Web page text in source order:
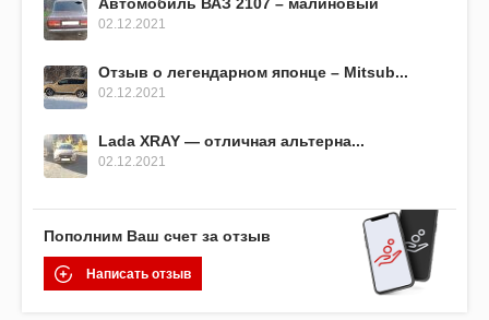
02.12.2021
Отзыв о легендарном японце – Mitsub...
02.12.2021
Lada XRAY — отличная альтерна...
02.12.2021
Пополним Ваш счет за отзыв
Написать отзыв